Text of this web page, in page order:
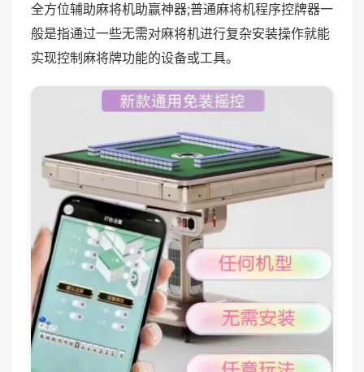
全方位辅助麻将机助赢神器;普通麻将机程序控牌器一
般是指通过一些无需对麻将机进行复杂安装操作就能
实现控制麻将牌功能的设备或工具。